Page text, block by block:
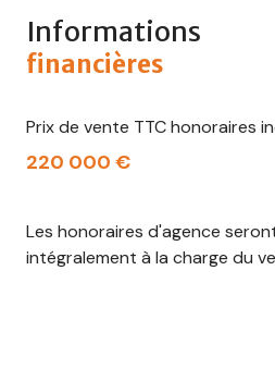
Informations
financières
Prix de vente TTC honoraires
220 000 €
Les honoraires d'agence
intégralement à la charge du